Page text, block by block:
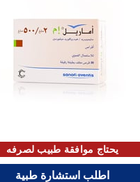
يحتاج موافقة طبيب لصرفه
اطلب استشارة طبية